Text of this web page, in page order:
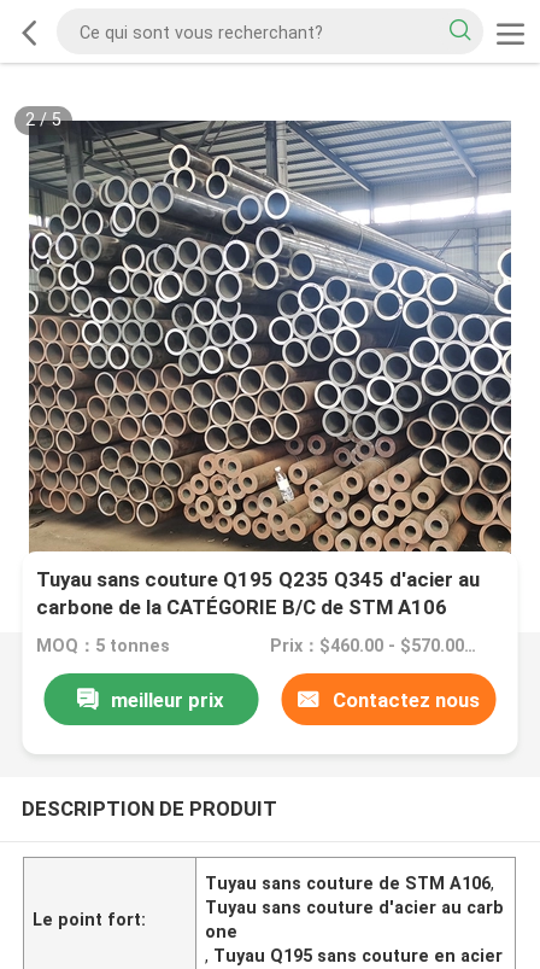
2/5
Tuyau sans couture Q195 Q235 Q345 d'acier au
carbone de la CATÉGORIE B/C de STM A106
MOQ：5 tonnes Prix：$460.00 - $570.00/Tons
meilleur prix Contactez nous
DESCRIPTION DE PRODUIT
Le point fort:
Tuyau sans couture de STM A106,
Tuyau sans couture d'acier au carb
one
, Tuyau Q195 sans couture en acier